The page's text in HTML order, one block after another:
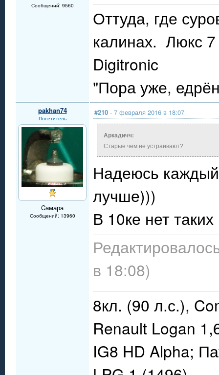
Сообщений: 9560
Оттуда, где
калинах. Люкс
Digitronic
"Пора уже,
pakhan74
Посетитель
Cамара
Сообщений: 13960
#210 - 7 февраля 2016 в 18:07
Аркадичч:
Старые чем не устраивают?
Надеюсь каждый
лучше)))
В 10ке нет
в 18:08)
8кл. (90 л.с.),
Renault Logan
IG8 HD Alpha;